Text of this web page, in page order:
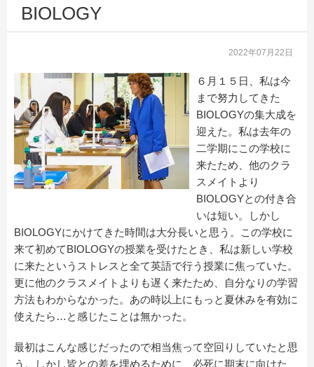
BIOLOGY
2022年07月22日
６月１５日、私は今
まで努力してきた
BIOLOGYの集大成を
迎えた。私は去年の
二学期にこの学校に
来たため、他のクラ
スメイトより
BIOLOGYとの付き合
いは短い。しかし
BIOLOGYにかけてきた時間は大分長いと思う。この学校に
来て初めてBIOLOGYの授業を受けたとき、私は新しい学校
に来たというストレスと全て英語で行う授業に焦っていた。
更に他のクラスメイトよりも遅く来たため、自分なりの学習
方法もわからなかった。あの時以上にもっと夏休みを有効に
使えたら…と感じたことは無かった。
最初はこんな感じだったので相当焦って空回りしていたと思
う。しかし皆との差を埋めるために、必死に期末に向けた